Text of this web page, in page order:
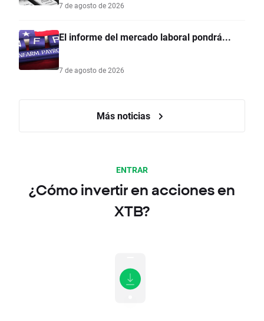
7 de agosto de 2026
El informe del mercado laboral pondrá...
7 de agosto de 2026
Más noticias
ENTRAR
¿Cómo invertir en acciones en
XTB?